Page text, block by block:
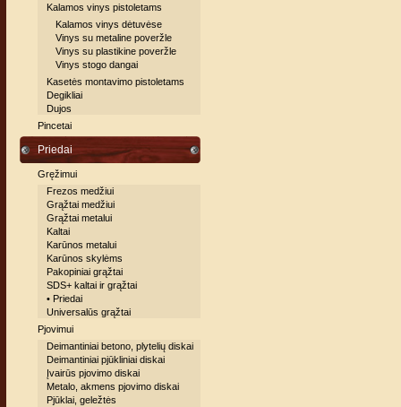
Kalamos vinys pistoletams
Kalamos vinys dėtuvėse
Vinys su metaline poveržle
Vinys su plastikine poveržle
Vinys stogo dangai
Kasetės montavimo pistoletams
Degikliai
Dujos
Pincetai
Priedai
Gręžimui
Frezos medžiui
Grąžtai medžiui
Grąžtai metalui
Kaltai
Karūnos metalui
Karūnos skylėms
Pakopiniai grąžtai
SDS+ kaltai ir grąžtai
• Priedai
Universalūs grąžtai
Pjovimui
Deimantiniai betono, plytelių diskai
Deimantiniai pjūkliniai diskai
Įvairūs pjovimo diskai
Metalo, akmens pjovimo diskai
Pjūklai, geležtės